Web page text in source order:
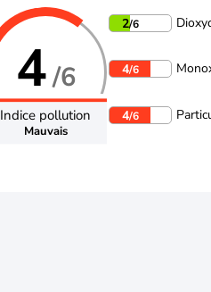
4/6
Indice pollution
Mauvais
2/6
4/6
4/6